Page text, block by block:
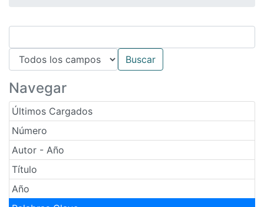
Navegar
Últimos Cargados
Número
Autor - Año
Título
Año